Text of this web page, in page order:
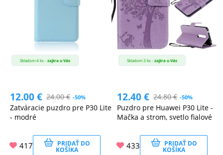
Skladom 4 ks -zajtra u Vás
12.00€ 24.00€ -50%
Zatváracie puzdro pre P30 Lite
- modré
417 PRIDAŤ DO
KOŠÍKA
Skladom 3 ks -zajtra u Vás
12.40€ 24.80€ -50%
Puzdro pre Huawei P30 Lite -
Mačka a strom, svetlo fialové
433 PRIDAŤ DO
KOŠÍKA